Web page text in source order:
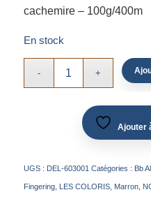
cachemire – 100g/400m
En stock
Ajouter
UGS : DEL-603001 Catégories : Bb
Fingering, LES COLORIS, Marron,